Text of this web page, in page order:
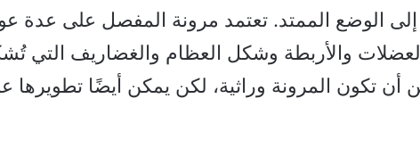
الوضع الممتد. تعتمد مرونة المفصل على عدة
والأربطة وشكل العظام والغضاريف التي
أن تكون المرونة وراثية، لكن يمكن أيضًا